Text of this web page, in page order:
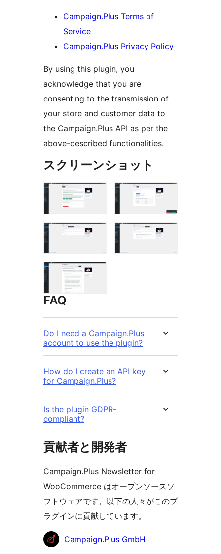
Campaign.Plus Terms of
Service
Campaign.Plus Privacy Policy
By using this plugin, you
acknowledge that you are
consenting to the transmission of
your store and customer data to
the Campaign.Plus API as per the
above-described functionalities.
スクリーンショット
FAQ
Do I need a Campaign.Plus
account to use the plugin?
How do I create an API key
for Campaign.Plus?
Is the plugin GDPR-
compliant?
貢献者と開発者
Campaign.Plus Newsletter for
WooCommerce はオープンソースソ
フトウェアです。以下の人々がこのプ
ラグインに貢献しています。
貢
Campaign.Plus GmbH